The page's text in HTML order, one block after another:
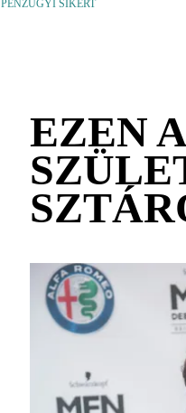
PÉNZÜGYI SIKERT
EZEN